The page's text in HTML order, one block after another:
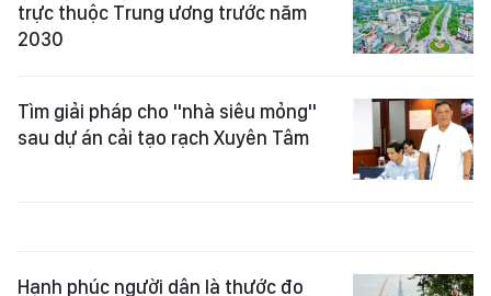
trực thuộc Trung ương trước năm
2030
Tìm giải pháp cho "nhà siêu mỏng"
sau dự án cải tạo rạch Xuyên Tâm
Hạnh phúc người dân là thước đo